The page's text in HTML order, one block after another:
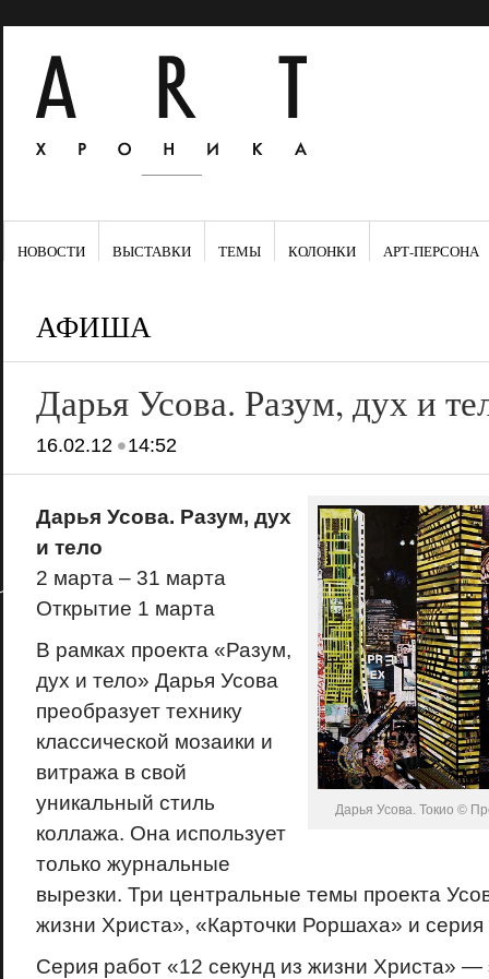
НОВОСТИ ВЫСТАВКИ ТЕМЫ КОЛОНКИ АРТ-ПЕРСОНА
АФИША
Дарья Усова. Разум, дух и
16.02.12•14:52
Дарья Усова. Токио ©
Дарья Усова. Разум, дух
и тело
2 марта – 31 марта
Открытие 1 марта
В рамках проекта «Разум,
дух и тело» Дарья Усова
преобразует технику
классической мозаики и
витража в свой
уникальный стиль
коллажа. Она использует
только журнальные
вырезки. Три центральные темы проекта
жизни Христа», «Карточки Роршаха» и серия
Серия работ «12 секунд из жизни Христа» —